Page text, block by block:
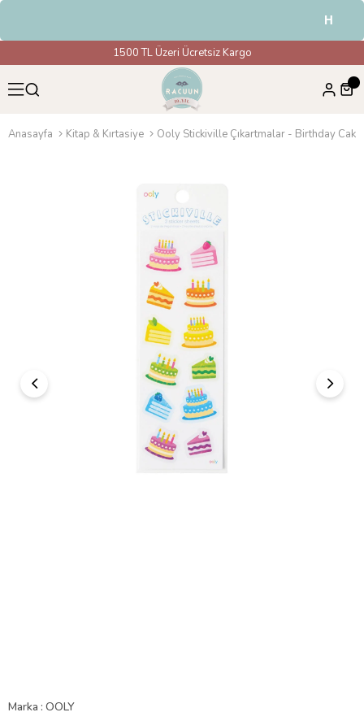
1500 TL Üzeri Ücretsiz Kargo
Anasayfa Kitap & Kırtasiye Ooly Stickiville Çıkartmalar - Birthday
Marka : OOLY